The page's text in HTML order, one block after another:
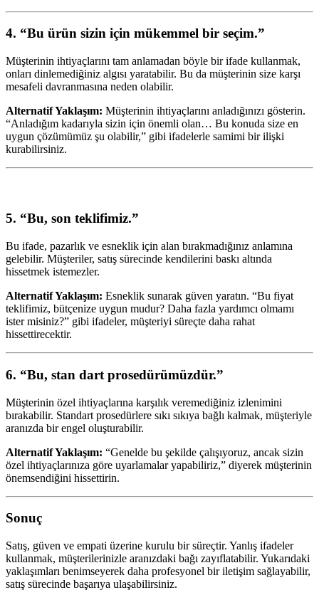
4. “Bu ürün sizin için mükemmel bir seçim.”
Müşterinin ihtiyaçlarını tam anlamadan böyle bir ifade kullanmak,
onları dinlemediğiniz algısı yaratabilir. Bu da müşterinin size karşı
mesafeli davranmasına neden olabilir.
Alternatif Yaklaşım: Müşterinin ihtiyaçlarını anladığınızı gösterin.
“Anladığım kadarıyla sizin için önemli olan… Bu konuda size en
uygun çözümümüz şu olabilir,” gibi ifadelerle samimi bir ilişki
kurabilirsiniz.
5. “Bu, son teklifimiz.”
Bu ifade, pazarlık ve esneklik için alan bırakmadığınız anlamına
gelebilir. Müşteriler, satış sürecinde kendilerini baskı altında
hissetmek istemezler.
Alternatif Yaklaşım: Esneklik sunarak güven yaratın. “Bu fiyat
teklifimiz, bütçenize uygun mudur? Daha fazla yardımcı olmamı
ister misiniz?” gibi ifadeler, müşteriyi süreçte daha rahat
hissettirecektir.
6. “Bu, stan dart prosedürümüzdür.”
Müşterinin özel ihtiyaçlarına karşılık veremediğiniz izlenimini
bırakabilir. Standart prosedürlere sıkı sıkıya bağlı kalmak, müşteriyle
aranızda bir engel oluşturabilir.
Alternatif Yaklaşım: “Genelde bu şekilde çalışıyoruz, ancak sizin
özel ihtiyaçlarınıza göre uyarlamalar yapabiliriz,” diyerek müşterinin
önemsendiğini hissettirin.
Sonuç
Satış, güven ve empati üzerine kurulu bir süreçtir. Yanlış ifadeler
kullanmak, müşterilerinizle aranızdaki bağı zayıflatabilir. Yukarıdaki
yaklaşımları benimseyerek daha profesyonel bir iletişim sağlayabilir,
satış sürecinde başarıya ulaşabilirsiniz.